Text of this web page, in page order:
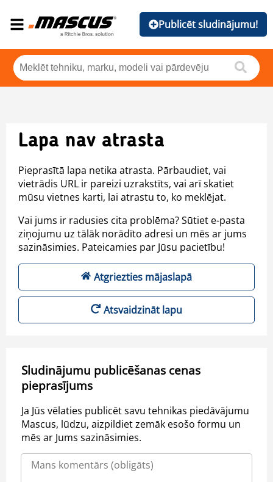
Publicēt sludinājumu!
Lapa nav atrasta
Pieprasītā lapa netika atrasta. Pārbaudiet, vai
vietrādis URL ir pareizi uzrakstīts, vai arī skatiet
mūsu vietnes karti, lai atrastu to, ko meklējat.
Vai jums ir radusies cita problēma? Sūtiet e-pasta
ziņojumu uz tālāk norādīto adresi un mēs ar jums
sazināsimies. Pateicamies par Jūsu pacietību!
Atgriezties mājaslapā
Atsvaidzināt lapu
Sludinājumu publicēšanas cenas
pieprasījums
Ja Jūs vēlaties publicēt savu tehnikas piedāvājumu
Mascus, lūdzu, aizpildiet zemāk esošo formu un
mēs ar Jums sazināsimies.